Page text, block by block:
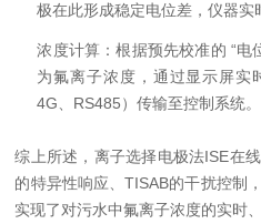
极在此形成稳定电位差，仪器实
浓度计算：根据预先校准的 “
为氟离子浓度，通过显示屏实
4G、RS485）传输至控制系统。
综上所述，离子选择电极法ISE在
的特异性响应、TISAB的干扰控制
实现了对污水中氟离子浓度的实时